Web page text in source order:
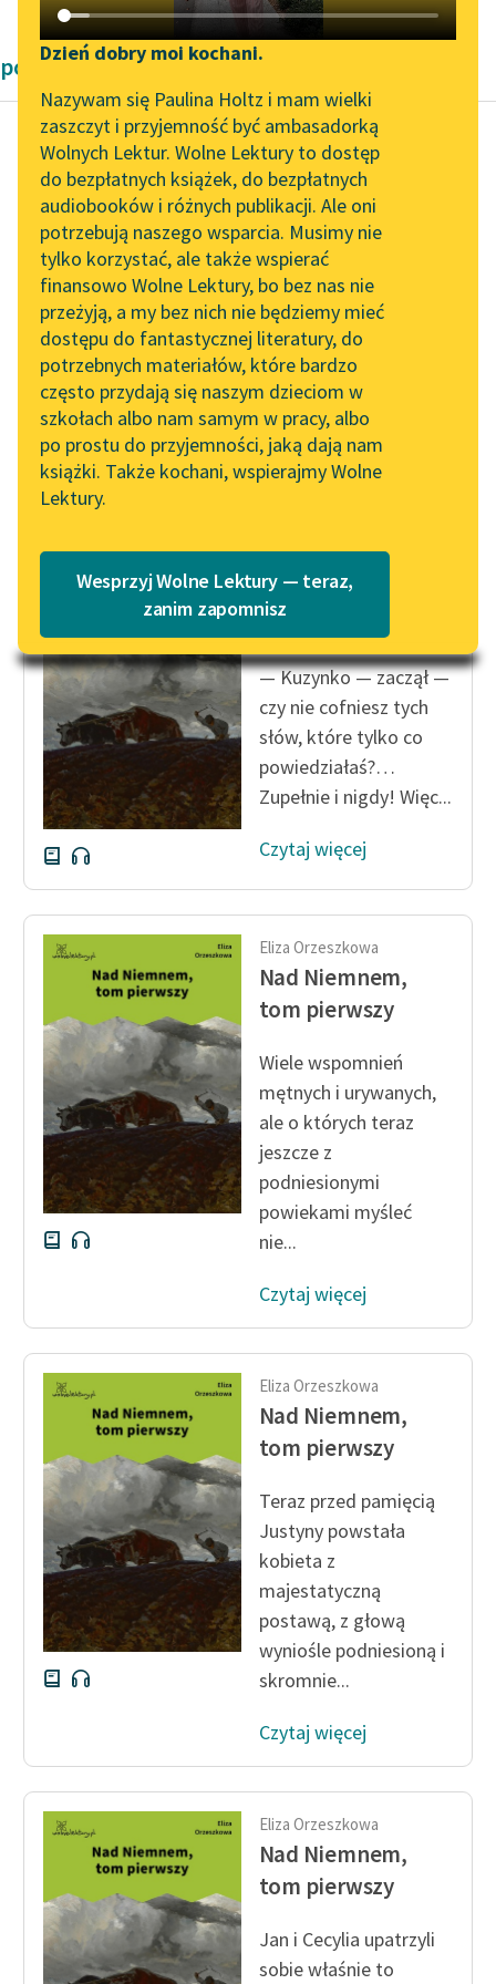
Katalog DAISY
Podkasty o książkach
Zgłoś brak utworu
Aktualności
„Prokurator Alicja Horn”
do słuchania
Byliśmy częścią AI Impact
Lab
Zapraszamy na spotkanie
online z tłumaczkami
literatury skandynawskiej
Spotkanie z Katarzyną
Tunkiel w Oslo
102. lata temu zmarł
Joseph Conrad
Lektury szkolne i klasyka
literatury do słuchania dla
uczennic i uczniów z
niepełnosprawnościami
E-kolekcja lektur
szkolnych i literatury do
słuchania dla uczennic i
uczniów z
niepełnosprawnościami
Feministyczne inspiracje.
skandynawskiej literatury
feministycznej
Ręce pełne poezji
Kolekcje edukacyjne
twórców przechodzących
do domeny publicznej,
lektur szkolnych oraz
Starego Testamentu
Odkurzamy bohaterów
Szkoła Poezji Wolnych
Narzędzia
Mapa Wolnych Lektur
Leśmianator
Przewodnik dla piszących i
czytających
API
OAI-PMH
Widget Wolnych Lektur
Przypisy
Katalog w formacie PDF
O nas
Kontakt
O projekcie
Zespół
Zasady wykorzystania
Wolnych Lektur
Logotypy
Materiały promocyjne
Polityka prywatności
sprawozdania finansowe
Regulamin darowizn
Informacja o treściach
wrażliwych
Deklaracja dostępności
Dzień dobry moi kochani.
Nazywam się Paulina Holtz i mam wielki
zaszczyt i przyjemność być ambasadorką
Wolnych Lektur. Wolne Lektury to dostęp
do bezpłatnych książek, do bezpłatnych
audiobooków i różnych publikacji. Ale oni
potrzebują naszego wsparcia. Musimy nie
tylko korzystać, ale także wspierać
finansowo Wolne Lektury, bo bez nas nie
przeżyją, a my bez nich nie będziemy mieć
dostępu do fantastycznej literatury, do
potrzebnych materiałów, które bardzo
często przydają się naszym dzieciom w
szkołach albo nam samym w pracy, albo
po prostu do przyjemności, jaką dają nam
książki. Także kochani, wspierajmy Wolne
Lektury.
Wesprzyj Wolne Lektury — teraz,
zanim zapomnisz
powieści Pozytywizm
Eliza Orzeszkowa
Nad Niemnem,
tom pierwszy
— Jak ta Kirłowa
zgrubiała i sprościała, o
moja pani! A jaka z niej
przed zamążpójściem...
Czytaj więcej
Nad Niemnem,
tom pierwszy
— Kuzynko — zaczął —
czy nie cofniesz tych
słów, które tylko co
powiedziałaś?…
Zupełnie i nigdy! Więc...
Czytaj więcej
Eliza Orzeszkowa
Nad Niemnem,
tom pierwszy
Wiele wspomnień
mętnych i urywanych,
ale o których teraz
jeszcze z
podniesionymi
powiekami myśleć
nie...
Czytaj więcej
Eliza Orzeszkowa
Nad Niemnem,
tom pierwszy
Teraz przed pamięcią
Justyny powstała
kobieta z
majestatyczną
postawą, z głową
wyniośle podniesioną i
skromnie...
Czytaj więcej
Eliza Orzeszkowa
Nad Niemnem,
tom pierwszy
Jan i Cecylia upatrzyli
sobie właśnie to